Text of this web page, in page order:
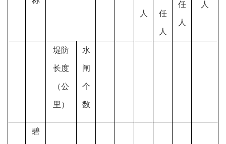
人 任
人
任
人
人
堤防
长度
（公
里）
水
闸
个
数
碧